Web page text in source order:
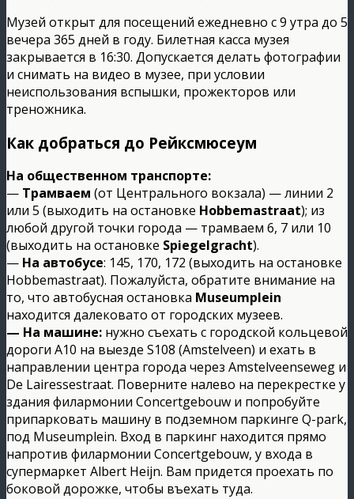
Музей открыт для посещений ежедневно с 9 утра до 5
вечера 365 дней в году. Билетная касса музея
закрывается в 16:30. Допускается делать фотографии
и снимать на видео в музее, при условии
неиспользования вспышки, прожекторов или
треножника.
Как добраться до Рейксмюсеум
На общественном транспорте:
— Трамваем (от Центрального вокзала) — линии 2
или 5 (выходить на остановке Hobbemastraat); из
любой другой точки города — трамваем 6, 7 или 10
(выходить на остановке Spiegelgracht).
— На автобусе: 145, 170, 172 (выходить на остановке
Hobbemastraat). Пожалуйста, обратите внимание на
то, что автобусная остановка Museumplein
находится далековато от городских музеев.
— На машине: нужно съехать с городской кольцевой
дороги A10 на выезде S108 (Amstelveen) и ехать в
направлении центра города через Amstelveenseweg и
De Lairessestraat. Поверните налево на перекрестке у
здания филармонии Concertgebouw и попробуйте
припарковать машину в подземном паркинге Q-park,
под Museumplein. Вход в паркинг находится прямо
напротив филармонии Concertgebouw, у входа в
супермаркет Albert Heijn. Вам придется проехать по
боковой дорожке, чтобы въехать туда.